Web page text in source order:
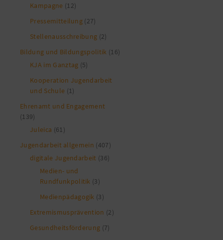
Kampagne (12)
Pressemitteilung (27)
Stellenausschreibung (2)
Bildung und Bildungspolitik (16)
KJA im Ganztag (5)
Kooperation Jugendarbeit
und Schule (1)
Ehrenamt und Engagement
(139)
Juleica (61)
Jugendarbeit allgemein (407)
digitale Jugendarbeit (36)
Medien- und
Rundfunkpolitik (3)
Medienpädagogik (3)
Extremismusprävention (2)
Gesundheitsförderung (7)